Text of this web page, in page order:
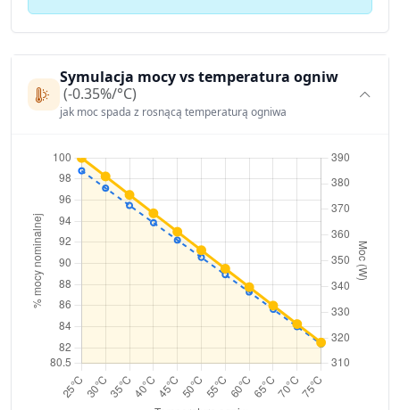
Symulacja mocy vs temperatura ogniw
(-0.35%/°C)
jak moc spada z rosnącą temperaturą ogniwa